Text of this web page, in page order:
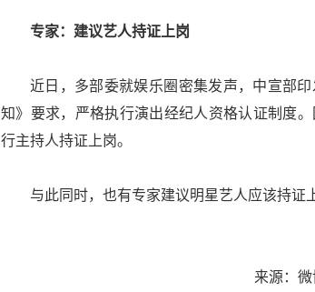
专家：建议艺人持证上岗
近日，多部委就娱乐圈密集发声，中宣部
知》要求，严格执行演出经纪人资格认证制度
行主持人持证上岗。
与此同时，也有专家建议明星艺人应该持证
来源：微